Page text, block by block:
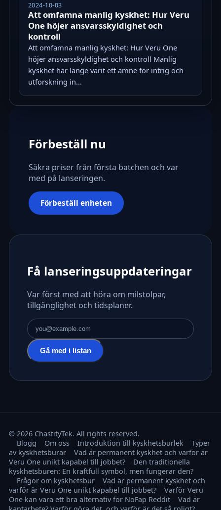
2024-10-03
Att omfamna manlig kyskhet: Hur Veru
One höjer ansvarsskyldighet och
kontroll
Att omfamna manlig kyskhet: Hur Veru One
höjer ansvarsskyldighet och kontroll Manlig
kyskhet har länge varit ett ämne för intrig och
utforskning in...
Förbeställ nu
Säkra priser från första batchen och var
med på lanseringen.
Förbeställ enheten
Få lanseringsuppdateringar
Var först med att höra om milstolpar,
tillgänglighet och tidsplaner.
E-postadress
Gå med i listan
© 2026 ChastityTek. All rights reserved.
Blogg
Om oss Introduktion till kyskhetsburlek
Typer
av kyskhetsburar
Vad är permanent kyskhet och varför är
Veru One unikt kapabel till jobbet?
Den traditionella
kyskhetsburen: En kraftfull symbol, men fungerar den?
Frågor om kyskhetsbur
Vad är permanent kyskhet och
varför är Veru One unikt kapabel till jobbet?
Varför Veru
One kan vara ett bra alternativ för NoFap Reddit
Vad är